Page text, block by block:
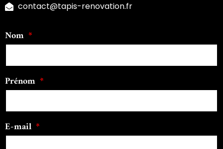
contact@tapis-renovation.fr
Nom
Prénom
E-mail